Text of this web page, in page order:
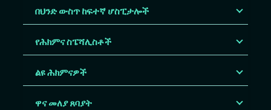
በህንድ ውስጥ ከፍተኛ ሆስፒታሎች
የሕክምና ስፔሻሊስቶች
ልዩ ሕክምናዎች
ዋና መለያ ጸባያት